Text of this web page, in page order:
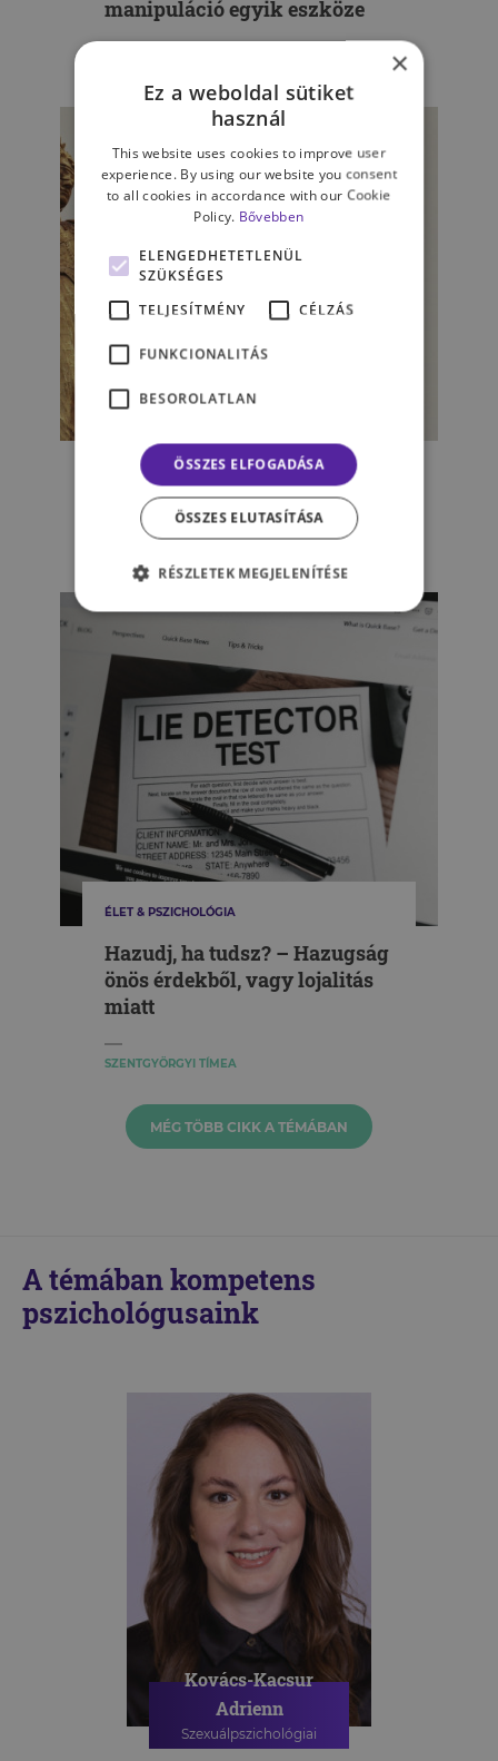
manipuláció egyik eszköze
Pinoccio agya - MRI a
bíróságon
ÉLET & PSZICHOLÓGIA
Hazudj, ha tudsz? – Hazugság
önös érdekből, vagy lojalitás
miatt
SZENTGYÖRGYI TÍMEA
MÉG TÖBB CIKK A TÉMÁBAN
A témában kompetens
pszichológusaink
Kovács-Kacsur
Adrienn
Szexuálpszichológiai
×
Ez a weboldal sütiket
használ
This website uses cookies to improve user
experience. By using our website you consent
to all cookies in accordance with our Cookie
Policy. Bővebben
ELENGEDHETETLENÜL
SZÜKSÉGES
TELJESÍTMÉNY
CÉLZÁS
FUNKCIONALITÁS
BESOROLATLAN
ÖSSZES ELFOGADÁSA
ÖSSZES ELUTASÍTÁSA
RÉSZLETEK MEGJELENÍTÉSE